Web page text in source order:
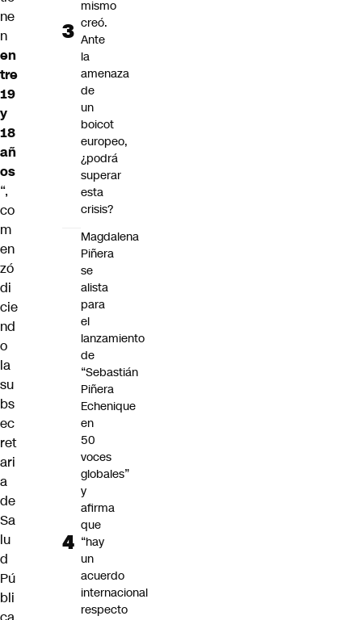
ne
n
en
tre
19
y
18
añ
os
“,
co
m
en
zó
di
cie
nd
o
la
su
bs
ec
ret
ari
a
de
Sa
lu
d
Pú
bli
mismo
creó.
Ante
la
amenaza
de
un
boicot
europeo,
¿podrá
superar
esta
crisis?
Magdalena
Piñera
se
alista
para
el
lanzamiento
de
“Sebastián
Piñera
Echenique
en
50
voces
globales”
y
afirma
que
“hay
un
acuerdo
internacional
respecto